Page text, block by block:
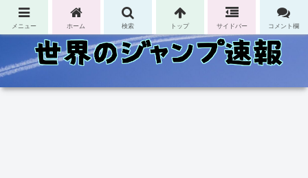
コンテンツへスキップ
メニュー ホーム 検索 トップ サイドバー コメント欄